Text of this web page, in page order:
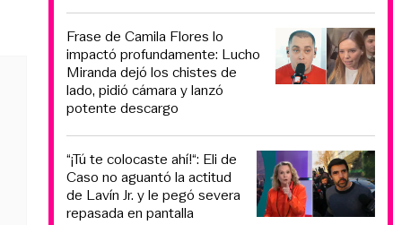
Frase de Camila Flores lo
impactó profundamente: Lucho
Miranda dejó los chistes de
lado, pidió cámara y lanzó
potente descargo
“¡Tú te colocaste ahí!“: Eli de
Caso no aguantó la actitud
de Lavín Jr. y le pegó severa
repasada en pantalla